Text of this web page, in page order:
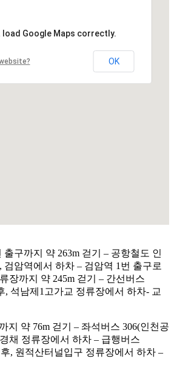
load Google Maps correctly.
OK
구까지 약 263m 걷기 – 공항철도 인
검암역에서 하차 – 검암역 1번 출구로
장까지 약 245m 걷기 – 간선버스
, 석남제1고가교 정류장에서 하차- 교
지 약 76m 걷기 – 좌석버스 306(인천공
채 정류장에서 하차 – 급행버스
, 원적산터널입구 정류장에서 하차 –